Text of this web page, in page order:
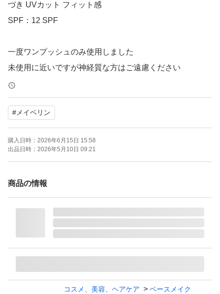
づき UVカット フィット感
SPF：12 SPF
一度ワンプッシュのみ使用しました
未使用に近いですが神経質な方はご遠慮ください
#メイベリン
購入日時： 2026年6月15日 15:58
出品日時： 2026年5月10日 09:21
商品の情報
コスメ、美容、ヘアケア
ベースメイク